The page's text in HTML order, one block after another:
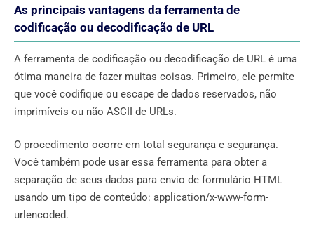
As principais vantagens da ferramenta de
codificação ou decodificação de URL
A ferramenta de codificação ou decodificação de URL é uma
ótima maneira de fazer muitas coisas. Primeiro, ele permite
que você codifique ou escape de dados reservados, não
imprimíveis ou não ASCII de URLs.
O procedimento ocorre em total segurança e segurança.
Você também pode usar essa ferramenta para obter a
separação de seus dados para envio de formulário HTML
usando um tipo de conteúdo: application/x-www-form-
urlencoded.